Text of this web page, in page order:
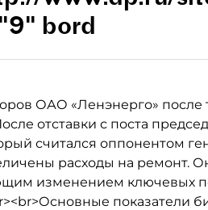
bord
ОАО «Ленэнерго»
отставки с поста
считался оппонентом
расходы на ремонт.
изменением ключевых
показатели